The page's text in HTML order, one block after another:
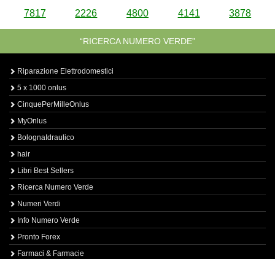
7817 2226 4800 4141 3878
“RICERCA NUMERO VERDE”
Riparazione Elettrodomestici
5 x 1000 onlus
CinquePerMilleOnlus
MyOnlus
BolognaIdraulico
hair
Libri Best Sellers
Ricerca Numero Verde
Numeri Verdi
Info Numero Verde
Pronto Forex
Farmaci & Farmacie